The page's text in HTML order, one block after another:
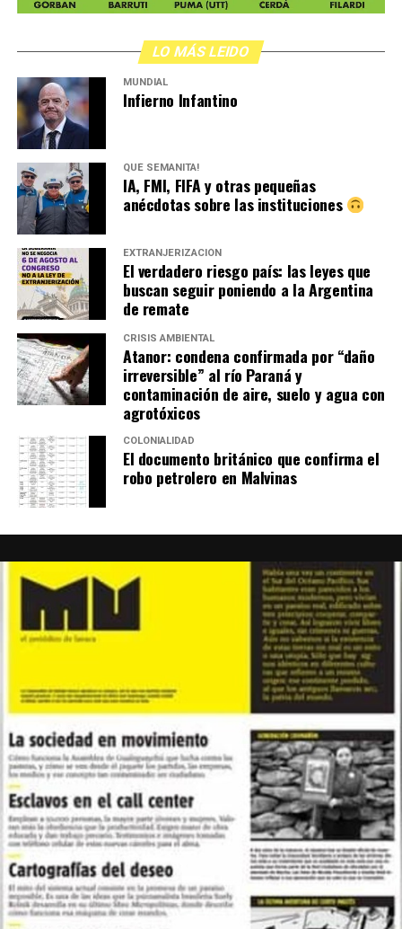
LO MÁS LEIDO
MUNDIAL
Infierno Infantino
QUÉ SEMANITA!
IA, FMI, FIFA y otras pequeñas
anécdotas sobre las instituciones
EXTRANJERIZACIÓN
El verdadero riesgo país: las leyes que
buscan seguir poniendo a la Argentina
de remate
CRISIS AMBIENTAL
Atanor: condena confirmada por “daño
irreversible” al río Paraná y
contaminación de aire, suelo y agua con
agrotóxicos
COLONIALIDAD
El documento británico que confirma el
robo petrolero en Malvinas